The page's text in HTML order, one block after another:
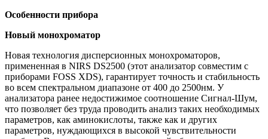
Особенности прибора
Новый монохроматор
Новая технология дисперсионных монохроматоров,
примененная в NIRS DS2500 (этот анализатор совместим с
приборами FOSS XDS), гарантирует точность и стабильность
во всем спектральном диапазоне от 400 до 2500нм. У
анализатора ранее недостижимое соотношение Сигнал-Шум,
что позволяет без труда проводить анализ таких необходимых
параметров, как аминокислоты, также как и других
параметров, нуждающихся в высокой чувствительности